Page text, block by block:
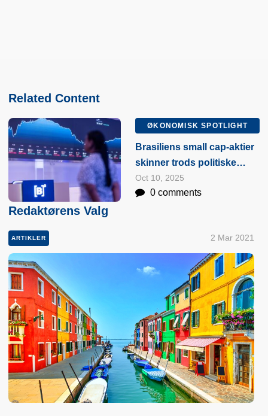
Related Content
ØKONOMISK SPOTLIGHT
Brasiliens small cap-aktier
skinner trods politiske
risici
Oct 10, 2025
0 comments
Redaktørens Valg
ARTIKLER 2 Mar 2021